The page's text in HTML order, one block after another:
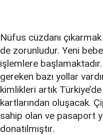
Nüfus cüzdanı
de zorunludur. Yeni
işlemlere
gereken bazı yollar
kimlikleri artık
kartlarından oluşacak.
sahip olan ve pasaport
donatılmıştır.